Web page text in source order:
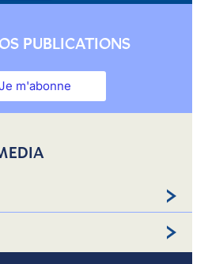
PUBLICATIONS
m'abonne